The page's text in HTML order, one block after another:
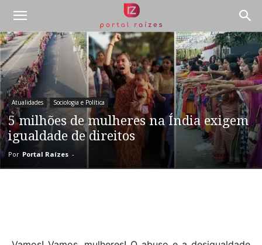
Atualidades Sociologia e Política
5 milhões de mulheres na Índia exigem
igualdade de direitos
Por Portal Raízes -